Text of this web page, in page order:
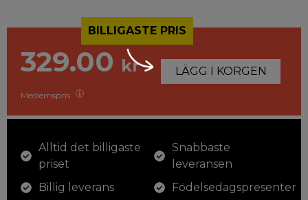
BILLIGASTE PRIS
329.00 kr
Medlemspris
LÄGG I KORGEN
Alltid det billigaste
priset
Billig leverans
Snabbaste
leveransen
Födelsedagspresenter